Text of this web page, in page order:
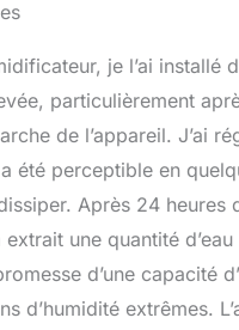
choisir la méthode qui
les 30 jours ou 720
rappeler de nettoyer le
et une efficacité
Facile : avec des
de 32,7 kg, ce
la fonctionnalité et la
Le paquet comprend
de 2,2 m*1, le tuyau
d'eau de 7 L*1.
je l’ai installé
particulièrement
de l’appareil. J’ai
perceptible en
Après 24
une quantité
d’une capacité
d’humidité extrêmes.